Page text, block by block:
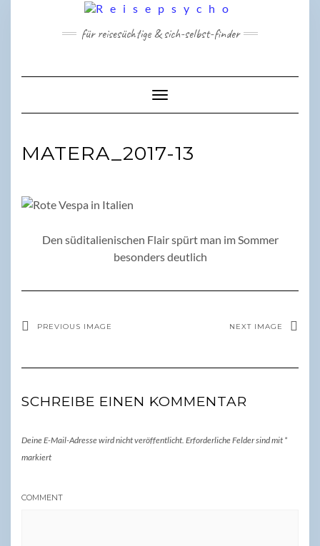
für reisesüchtige & sich-selbst-finder
Toggle Navigation
MATERA_2017-13
Den süditalienischen Flair spürt man im Sommer
besonders deutlich
PREVIOUS IMAGE NEXT IMAGE
SCHREIBE EINEN KOMMENTAR
Deine E-Mail-Adresse wird nicht veröffentlicht. Erforderliche Felder sind mit *
markiert
COMMENT